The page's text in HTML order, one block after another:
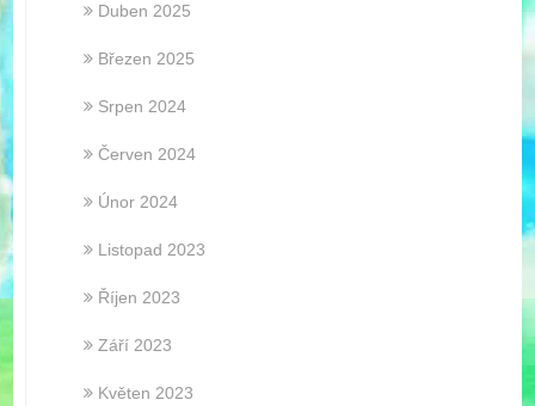
Duben 2025
Březen 2025
Srpen 2024
Červen 2024
Únor 2024
Listopad 2023
Říjen 2023
Září 2023
Květen 2023